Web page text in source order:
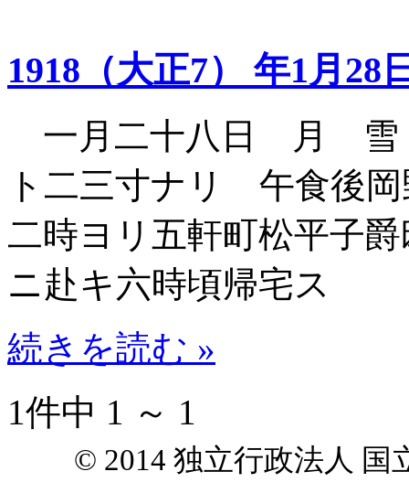
1918（大正7） 年1月28
一月二十八日 月 雪
ト二三寸ナリ 午食後
二時ヨリ五軒町松平子
ニ赴キ六時頃帰宅ス
続きを読む »
1件中 1 ～ 1
© 2014 独立行政法人 国